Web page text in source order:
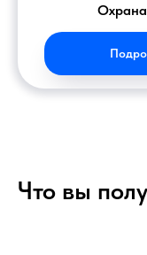
Что вы